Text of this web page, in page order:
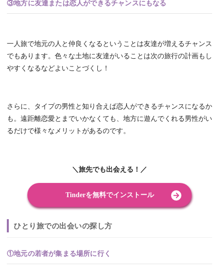
③地方に友達または恋人ができるチャンスにもなる
一人旅で地元の人と仲良くなるということは友達が増えるチャンス
でもあります。色々な土地に友達がいることは次の旅行の計画もし
やすくなるなどよいことづくし！
さらに、タイプの男性と知り合えば恋人ができるチャンスになるか
も。遠距離恋愛とまでいかなくても、地方に遊んでくれる男性がい
るだけで様々なメリットがあるのです。
＼旅先でも出会える！／
Tinderを無料でインストール
ひとり旅での出会いの探し方
①地元の若者が集まる場所に行く